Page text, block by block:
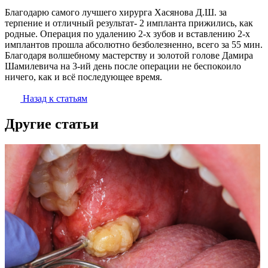
Благодарю самого лучшего хирурга Хасянова Д.Ш. за
терпение и отличный результат- 2 импланта прижились, как
родные. Операция по удалению 2-х зубов и вставлению 2-х
имплантов прошла абсолютно безболезненно, всего за 55 мин.
Благодаря волшебному мастерству и золотой голове Дамира
Шамилевича на 3-ий день после операции не беспокоило
ничего, как и всё последующее время.
Назад к статьям
Другие статьи